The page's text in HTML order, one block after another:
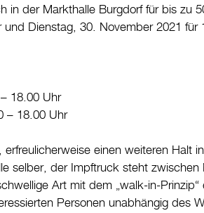
in der Markthalle Burgdorf für bis zu
Dienstag, 30. November 2021
18.00 Uhr
– 18.00 Uhr
einen weiteren Halt
selber, der Impftruck steht zwischen
Art mit dem „walk-in-
Personen unabhängig des